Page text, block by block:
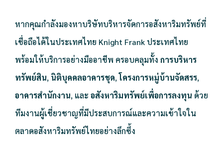
หากคุณกำลังมองหาบริษัทบริหารจัดการอสังหาริมทรัพย์ที่
เชื่อถือได้ในประเทศไทย Knight Frank ประเทศไทย
พร้อมให้บริการอย่างมืออาชีพ ครอบคลุมทั้ง การบริหาร
ทรัพย์สิน, นิติบุคคลอาคารชุด,โครงการหมู่บ้านจัดสรร,
อาคารสำนักงาน, และ อสังหาริมทรัพย์เพื่อการลงทุน ด้วย
ทีมงานผู้เชี่ยวชาญที่มีประสบการณ์และความเข้าใจใน
ตลาดอสังหาริมทรัพย์ไทยอย่างลึกซึ้ง